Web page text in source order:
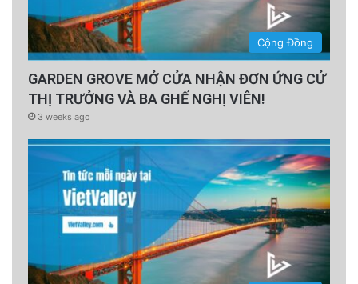
Cộng Đồng
GARDEN GROVE MỞ CỬA NHẬN ĐƠN ỨNG CỬ
THỊ TRƯỞNG VÀ BA GHẾ NGHỊ VIÊN!
3 weeks ago